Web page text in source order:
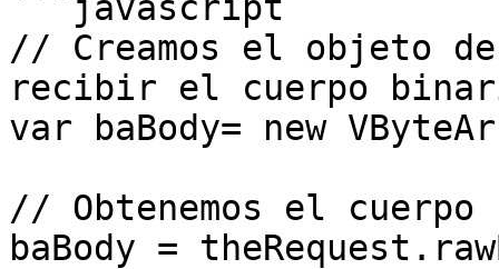
// Creamos el objeto
recibir el cuerpo
var baBody= new
// Obtenemos el
baBody =